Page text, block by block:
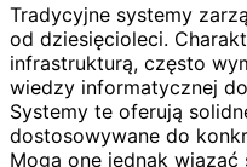
Tradycyjne systemy
od dziesięcioleci.
infrastrukturą, często
wiedzy informatycznej
Systemy te oferują
dostosowywane do
Mogą one jednak